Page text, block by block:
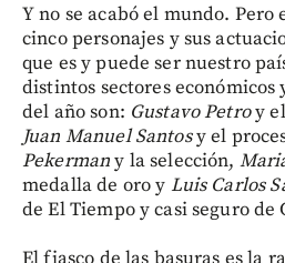
Y no se acabó el mundo. Pero
cinco personajes y sus
que es y puede ser nuestro
distintos sectores económicos
del año son: Gustavo Petroy
Juan Manuel Santosy el
Pekermany la selección,
medalla de oro y Luis Carlos
de El Tiempo y casi seguro de
El fiasco de las basuras es la